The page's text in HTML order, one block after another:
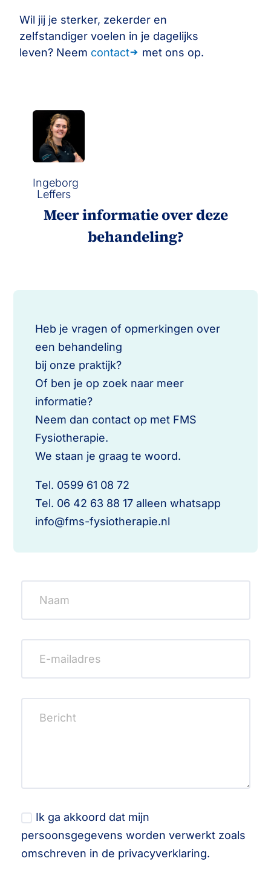
Wil jij je sterker, zekerder en
zelfstandiger voelen in je dagelijks
leven? Neem contact met ons op.
Meer informatie over deze
behandeling?
Heb je vragen of opmerkingen over
een behandeling
bij onze praktijk?
Of ben je op zoek naar meer
informatie?
Neem dan contact op met FMS
Fysiotherapie.
We staan je graag te woord.
Tel. 0599 61 08 72
Tel. 06 42 63 88 17 alleen whatsapp
info@fms-fysiotherapie.nl
Ik ga akkoord dat mijn
persoonsgegevens worden verwerkt zoals
omschreven in de privacyverklaring.